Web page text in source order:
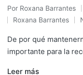
Publicado
por
Por Roxana Barrantes
Publicado
en
Roxana Barrantes
De por qué
importante para la
Leer más